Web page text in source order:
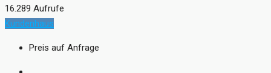
16.289 Aufrufe
Kundenhaus
Preis auf Anfrage